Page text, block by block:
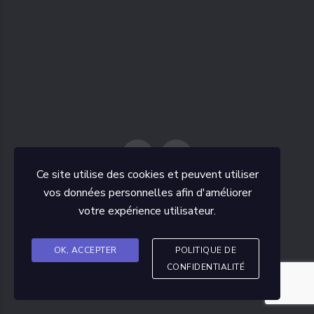
2026 - Copyright © TT ROMAGNAT.
Cliquez ici pour voir notre politique de confidentialité
Site web réalisé par
Alex POTIGNY
Ce site utilise des cookies et peuvent utiliser
vos données personnelles afin d'améliorer
votre expérience utilisateur.
OK, ACCEPTER
POLITIQUE DE
CONFIDENTIALITÉ